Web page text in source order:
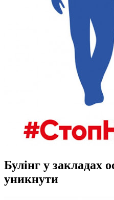
Булінг у закладах
уникнути